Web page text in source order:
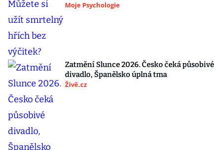
Moje Psychologie
Zatmění Slunce 2026. Česko čeká působivé
divadlo, Španělsko úplná tma
Živě.cz